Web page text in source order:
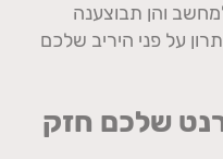
והן תבוצענה
על פני היריב שלכם
שלכם חזק